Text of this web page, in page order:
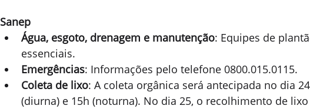
Sanep
Água, esgoto, drenagem e manutenção: Equipes de
essenciais.
Emergências: Informações pelo telefone 0800.015.0115.
Coleta de lixo: A coleta orgânica será antecipada no dia
(diurna) e 15h (noturna). No dia 25, o recolhimento de